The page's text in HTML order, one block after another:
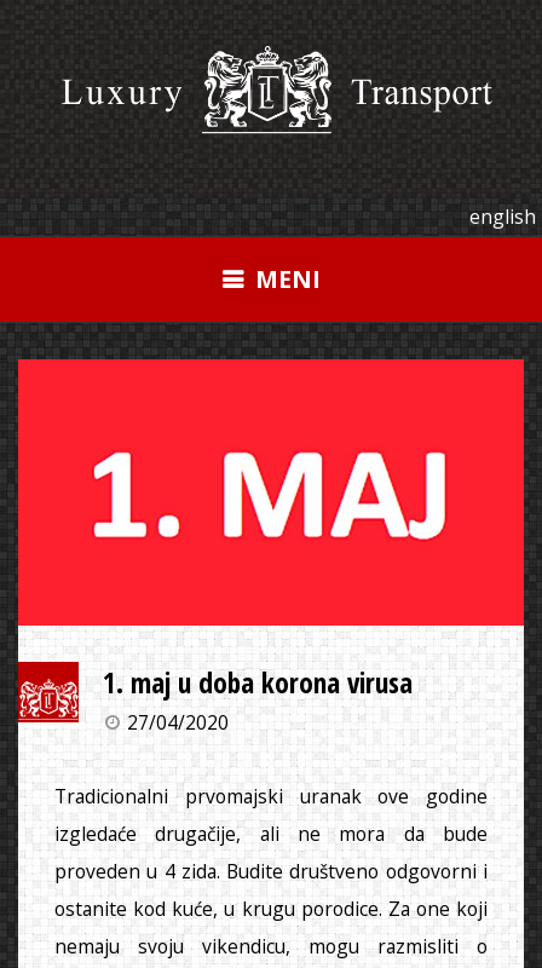
english
MENI
1. maj u doba korona virusa
27/04/2020
Tradicionalni prvomajski uranak ove godine
izgledaće drugačije, ali ne mora da bude
proveden u 4 zida. Budite društveno odgovorni i
ostanite kod kuće, u krugu porodice. Za one koji
nemaju svoju vikendicu, mogu razmisliti o